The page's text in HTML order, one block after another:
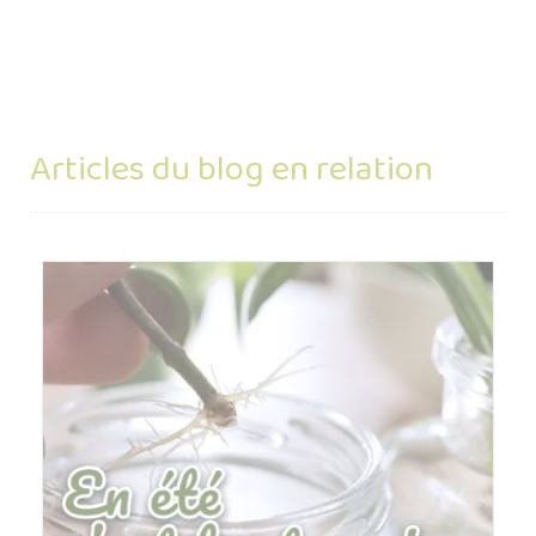
Articles du blog en relation